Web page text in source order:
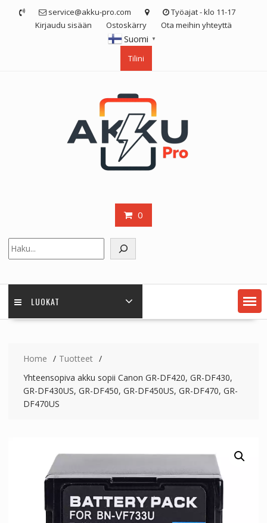
service@akku-pro.com
Työajat - klo 11-17
Kirjaudu sisään
Ostoskärry Ota meihin yhteyttä
Suomi ▼
Tilini
0
LUOKAT
Home
Tuotteet
Yhteensopiva akku sopii Canon GR-DF420, GR-DF430,
GR-DF430US, GR-DF450, GR-DF450US, GR-DF470, GR-
DF470US